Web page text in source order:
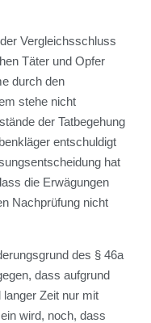
Vergleichsschluss
Täter und Opfer
durch den
stehe nicht
der Tatbegehung
entschuldigt
hat
die Erwägungen
Nachprüfung nicht
des § 46a
dass aufgrund
Zeit nur mit
wird, noch, dass